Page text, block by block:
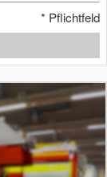
* Pflichtfeld